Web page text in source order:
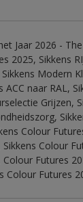
Jaar 2026 -
2025, Sikkens
Modern
ACC naar RAL,
Grijzen,
Colour
Colour
Futures
Colour Futures